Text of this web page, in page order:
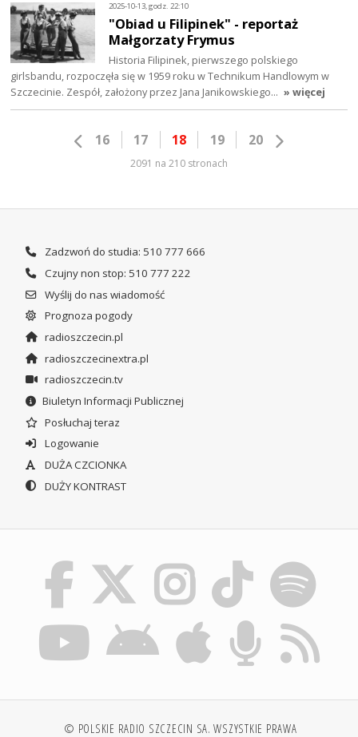
2025-10-13, godz. 22:10
"Obiad u Filipinek" - reportaż
Małgorzaty Frymus
Historia Filipinek, pierwszego polskiego
girlsbandu, rozpoczęła się w 1959 roku w Technikum Handlowym w
Szczecinie. Zespół, założony przez Jana Janikowskiego… » więcej
16 17 18 19 20
2091 na 210 stronach
Zadzwoń do studia: 510 777 666
Czujny non stop: 510 777 222
Wyślij do nas wiadomość
Prognoza pogody
radioszczecin.pl
radioszczecinextra.pl
radioszczecin.tv
Biuletyn Informacji Publicznej
Posłuchaj teraz
Logowanie
DUŻA CZCIONKA
DUŻY KONTRAST
© POLSKIE RADIO SZCZECIN SA. WSZYSTKIE PRAWA